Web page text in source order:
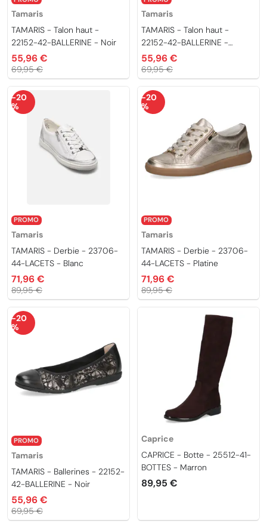
Tamaris
TAMARIS - Talon haut -
22152-42-BALLERINE - Noir
55,96 €
69,95 €
Tamaris
TAMARIS - Talon haut -
22152-42-BALLERINE -
Noisette
55,96 €
69,95 €
PROMO
Tamaris
TAMARIS - Derbie - 23706-
44-LACETS - Blanc
71,96 €
89,95 €
-20
%
PROMO
Tamaris
TAMARIS - Derbie - 23706-
44-LACETS - Platine
71,96 €
89,95 €
-20
%
PROMO
Tamaris
TAMARIS - Ballerines - 22152-
42-BALLERINE - Noir
55,96 €
69,95 €
-20
%
Caprice
CAPRICE - Botte - 25512-41-
BOTTES - Marron
89,95 €